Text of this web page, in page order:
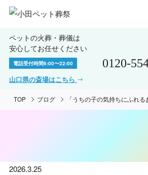
ペットの火葬・葬儀は
安心してお任せください
電話受付時間6:00〜22:00 0120-
山口県の斎場はこちら
TOP ブログ 「うちの子の気持ちにふれ
2026.3.25